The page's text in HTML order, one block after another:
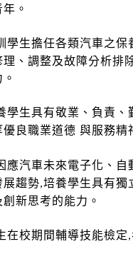
。
學生擔任各類汽車之保
理、調整及故障分析排
學生具有敬業、負責、
優良職業道德 與服務精
應汽車未來電子化、自
趨勢,培養學生具有獨
新思考的能力。
在校期間輔導技能檢定,